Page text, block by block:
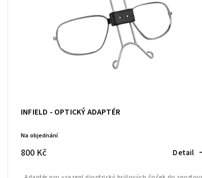
INFIELD - OPTICKÝ ADAPTÉR
Na objednání
800 Kč Detail